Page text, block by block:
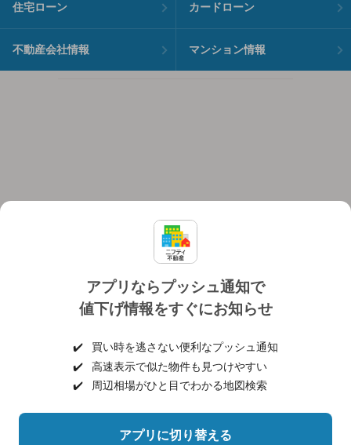
アプリならプッシュ通知で
値下げ情報をすぐにお知らせ
✔️
買い時を逃さない便利なプッシュ通知
✔️
高速表示で似た物件も見つけやすい
✔️
周辺相場がひと目でわかる地図検索
アプリに切り替える
住宅ローン カードローン
不動産会社情報 マンション情報
個人情報保護ポリシー 利用規約
ヘルプ・お問い合わせ 採用情報